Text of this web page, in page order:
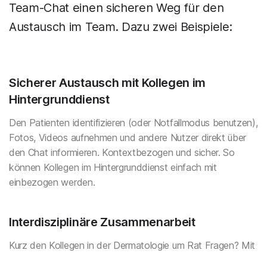
Team-Chat einen sicheren Weg für den
Austausch im Team. Dazu zwei Beispiele:
Sicherer Austausch mit Kollegen im
Hintergrunddienst
Den Patienten identifizieren (oder Notfallmodus benutzen),
Fotos, Videos aufnehmen und andere Nutzer direkt über
den Chat informieren. Kontextbezogen und sicher. So
können Kollegen im Hintergrunddienst einfach mit
einbezogen werden.
Interdisziplinäre Zusammenarbeit
Kurz den Kollegen in der Dermatologie um Rat Fragen? Mit